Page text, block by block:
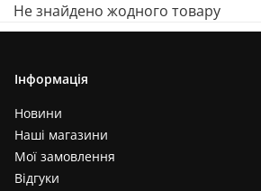
Не знайдено жодного товару
Інформація
Новини
Наші магазини
Мої замовлення
Відгуки